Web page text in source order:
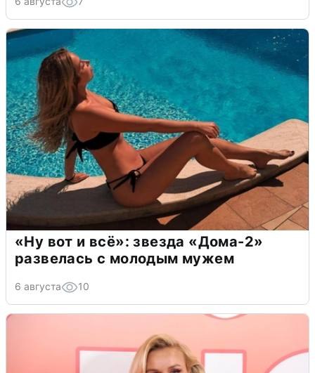
«Ну вот и всё»: звезда «Дома-2»
развелась с молодым мужем
6 августа 10